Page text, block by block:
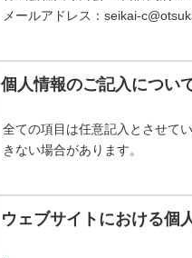
メールアドレス：seikai-
個人情報のご記入につい
全ての項目は任意記入とさせて
きない場合があります。
ウェブサイトにおける個